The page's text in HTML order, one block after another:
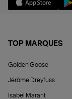
TOP MARQUES
Golden Goose
Jérôme Dreyfuss
Isabel Marant